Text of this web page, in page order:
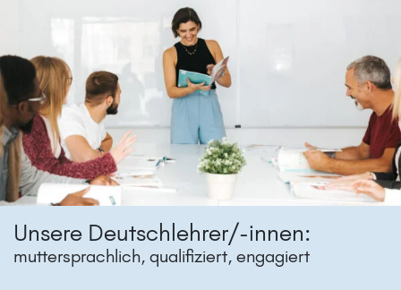
Unsere Deutschlehrer/-innen:
muttersprachlich, qualifiziert, engagiert